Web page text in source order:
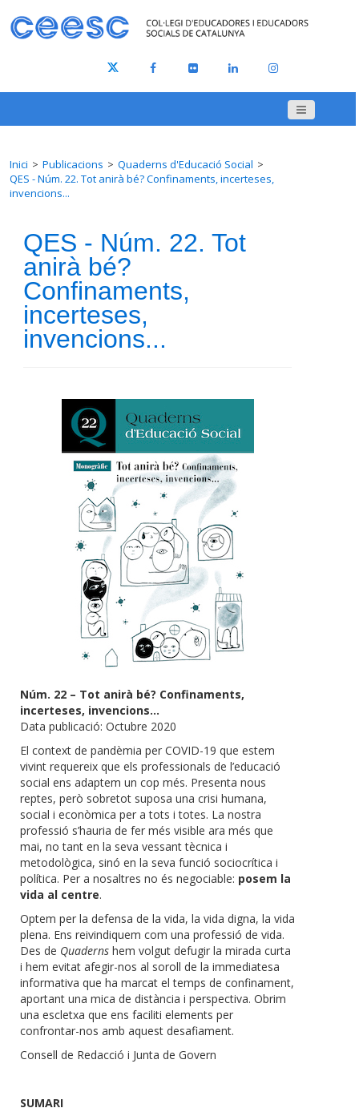
Inici Publicacions
Quaderns d'Educació Social
QES - Núm. 22. Tot anirà bé? Confinaments, incerteses,
invencions...
QES - Núm. 22. Tot
anirà bé?
Confinaments,
incerteses,
invencions...
Núm. 22 – Tot anirà bé? Confinaments,
incerteses, invencions...
Data publicació: Octubre 2020
El context de pandèmia per COVID-19 que estem
vivint requereix que els professionals de l’educació
social ens adaptem un cop més. Presenta nous
reptes, però sobretot suposa una crisi humana,
social i econòmica per a tots i totes. La nostra
professió s’hauria de fer més visible ara més que
mai, no tant en la seva vessant tècnica i
metodològica, sinó en la seva funció sociocrítica i
política. Per a nosaltres no és negociable: posem la
vida al centre.
Optem per la defensa de la vida, la vida digna, la vida
plena. Ens reivindiquem com una professió de vida.
Des de Quaderns hem volgut defugir la mirada curta
i hem evitat afegir-nos al soroll de la immediatesa
informativa que ha marcat el temps de confinament,
aportant una mica de distància i perspectiva. Obrim
una escletxa que ens faciliti elements per
confrontar-nos amb aquest desafiament.
Consell de Redacció i Junta de Govern
SUMARI